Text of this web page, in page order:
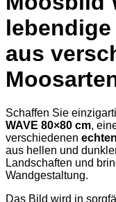
aus
Schaffen Sie
WAVE 80×80 cm,
verschiedenen
aus hellen und
Landschaften und
Wandgestaltung.
Das Bild wird in